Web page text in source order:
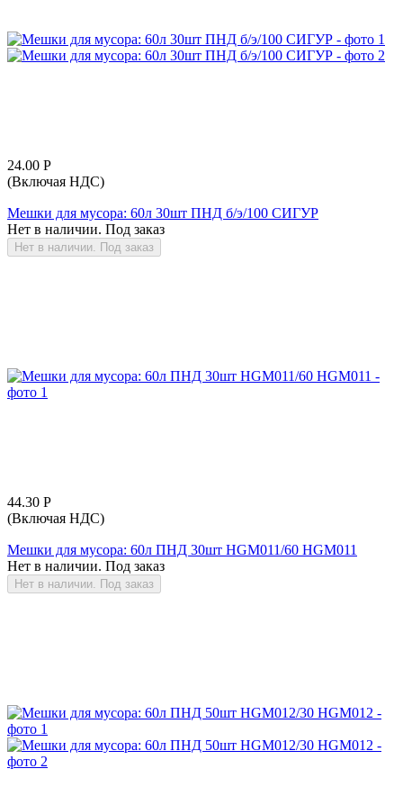
24.00 Р
(Включая НДС)
Мешки для мусора: 60л 30шт ПНД б/э/100 СИГУР
Нет в наличии. Под заказ
Нет в наличии. Под заказ
44.30 Р
(Включая НДС)
Мешки для мусора: 60л ПНД 30шт HGM011/60 HGM011
Нет в наличии. Под заказ
Нет в наличии. Под заказ